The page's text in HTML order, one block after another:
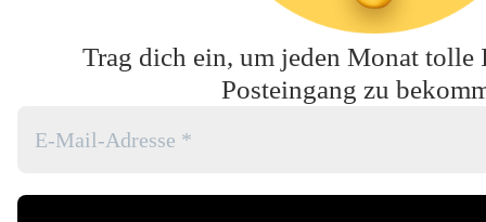
Trag dich ein, um jeden Monat tolle
Posteingang zu